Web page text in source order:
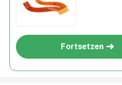
Fortsetzen